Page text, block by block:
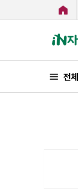
전